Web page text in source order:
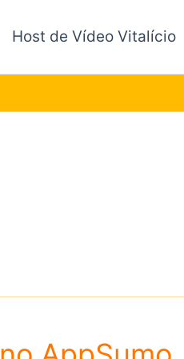
Host de Vídeo Vitalício